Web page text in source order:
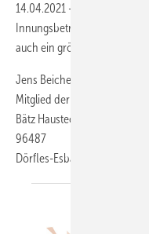
14.04.2021 -
Innungsbetrieben schätze.
auch ein größeres Projekt in
Jens Beichel
Mitglied der Innung Coburg
Bätz Haustechnik
96487
Dörfles-Esbach